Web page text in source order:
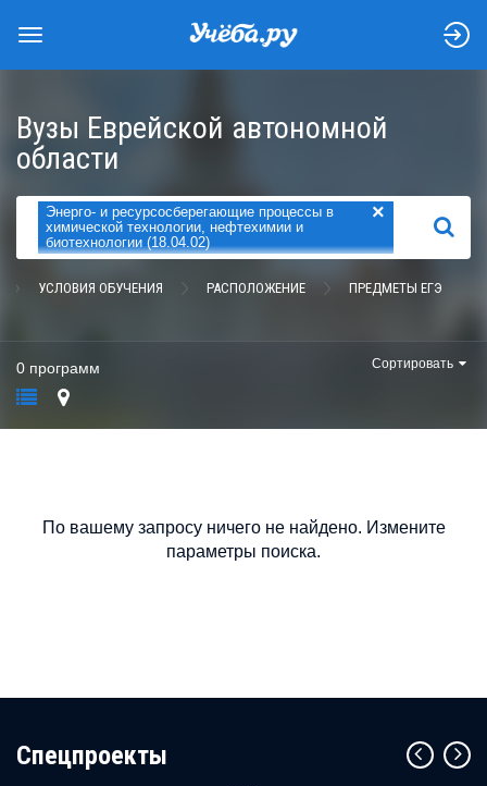
Вузы Еврейской автономной
области
Энерго- и ресурсосберегающие процессы в
химической технологии, нефтехимии и
биотехнологии (18.04.02)
×
НАЙТИ
УСЛОВИЯ ОБУЧЕНИЯ РАСПОЛОЖЕНИЕ ПРЕДМЕТЫ ЕГЭ
0 программ Сортировать
По вашему запросу ничего не найдено. Измените
параметры поиска.
Cпецпроекты